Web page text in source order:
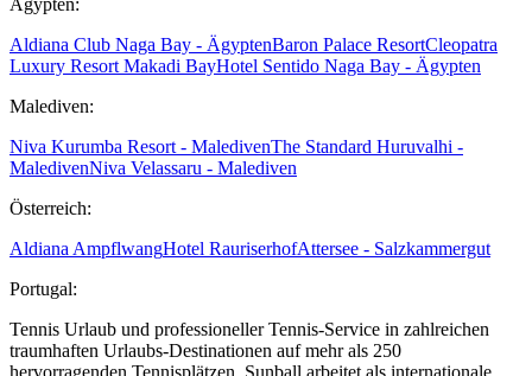
Ägypten:
Aldiana Club Naga Bay - ÄgyptenBaron Palace ResortCleopatra
Luxury Resort Makadi BayHotel Sentido Naga Bay - Ägypten
Malediven:
Niva Kurumba Resort - MaledivenThe Standard Huruvalhi -
MaledivenNiva Velassaru - Malediven
Österreich:
Aldiana AmpflwangHotel RauriserhofAttersee - Salzkammergut
Portugal:
Tennis Urlaub und professioneller Tennis-Service in zahlreichen
traumhaften Urlaubs-Destinationen auf mehr als 250